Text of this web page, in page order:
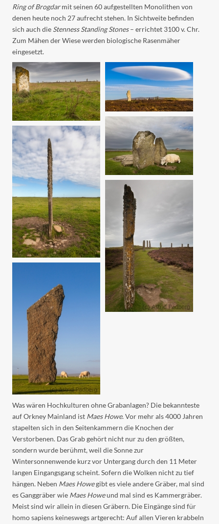
Ring of Brogdarmit seinen 60 aufgestellten Monolithen von
denen heute noch 27 aufrecht stehen. In Sichtweite befinden
sich auch die Stenness Standing Stones– errichtet 3100 v. Chr.
Zum Mähen der Wiese werden biologische Rasenmäher
eingesetzt.
Was wären Hochkulturen ohne Grabanlagen? Die bekannteste
auf Orkney Mainland ist Maes Howe. Vor mehr als 4000 Jahren
stapelten sich in den Seitenkammern die Knochen der
Verstorbenen. Das Grab gehört nicht nur zu den größten,
sondern wurde berühmt, weil die Sonne zur
Wintersonnenwende kurz vor Untergang durch den 11 Meter
langen Eingangsgang scheint. Sofern die Wolken nicht zu tief
hängen. Neben Maes Howegibt es viele andere Gräber, mal sind
es Ganggräber wie Maes Howeund mal sind es Kammergräber.
Meist sind wir allein in diesen Gräbern. Die Eingänge sind für
homo sapiens keineswegs artgerecht: Auf allen Vieren krabbeln